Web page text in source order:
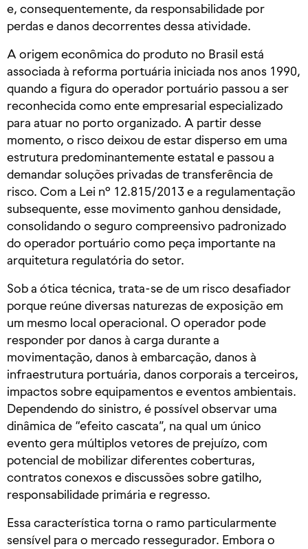
e, consequentemente, da responsabilidade por
perdas e danos decorrentes dessa atividade.
A origem econômica do produto no Brasil está
associada à reforma portuária iniciada nos anos 1990,
quando a figura do operador portuário passou a ser
reconhecida como ente empresarial especializado
para atuar no porto organizado. A partir desse
momento, o risco deixou de estar disperso em uma
estrutura predominantemente estatal e passou a
demandar soluções privadas de transferência de
risco. Com a Lei nº 12.815/2013 e a regulamentação
subsequente, esse movimento ganhou densidade,
consolidando o seguro compreensivo padronizado
do operador portuário como peça importante na
arquitetura regulatória do setor.
Sob a ótica técnica, trata-se de um risco desafiador
porque reúne diversas naturezas de exposição em
um mesmo local operacional. O operador pode
responder por danos à carga durante a
movimentação, danos à embarcação, danos à
infraestrutura portuária, danos corporais a terceiros,
impactos sobre equipamentos e eventos ambientais.
Dependendo do sinistro, é possível observar uma
dinâmica de “efeito cascata”, na qual um único
evento gera múltiplos vetores de prejuízo, com
potencial de mobilizar diferentes coberturas,
contratos conexos e discussões sobre gatilho,
responsabilidade primária e regresso.
Essa característica torna o ramo particularmente
sensível para o mercado ressegurador. Embora o